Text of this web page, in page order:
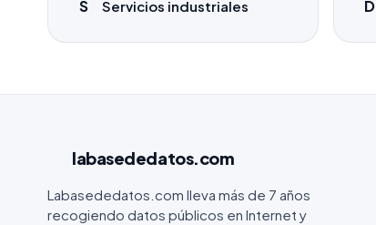
S Servicios industriales D
labasededatos.com
Labasededatos.com lleva más de 7 años
recogiendo datos públicos en Internet y